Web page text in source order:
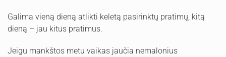
Galima vieną dieną atlikti keletą pasirinktų pratimų, kitą
dieną – jau kitus pratimus.
Jeigu mankštos metu vaikas jaučia nemalonius